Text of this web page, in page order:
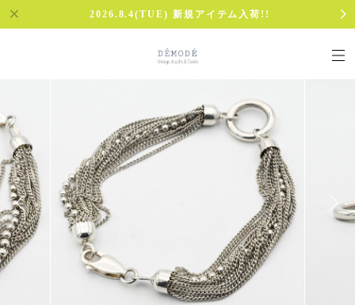
2026.8.4(TUE) 新規アイテム入荷!!